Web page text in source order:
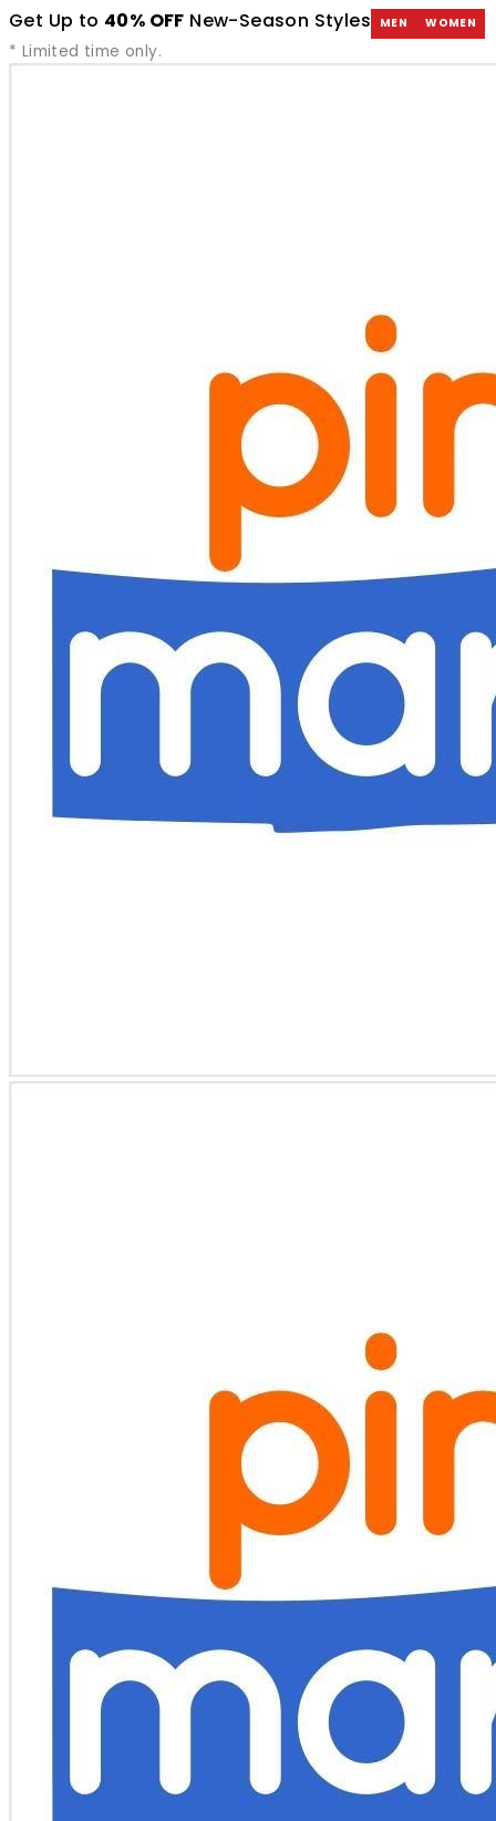
Get Up to 40% OFF New-Season Styles MEN WOMEN
* Limited time only.